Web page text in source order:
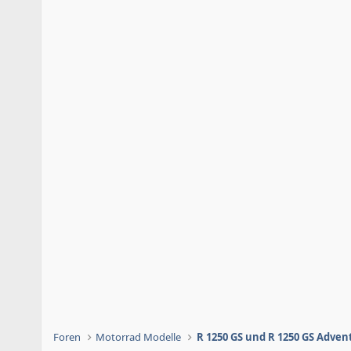
Foren Motorrad Modelle R 1250 GS und R 1250 GS